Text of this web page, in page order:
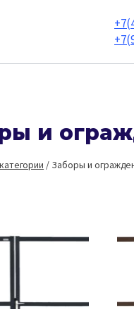
и
/ Заборы и